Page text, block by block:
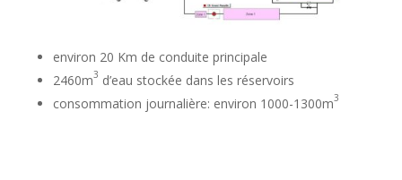
environ 20 Km de conduite principale
2460m3 d’eau stockée dans les réservoirs
consommation journalière: environ 1000-1300m3